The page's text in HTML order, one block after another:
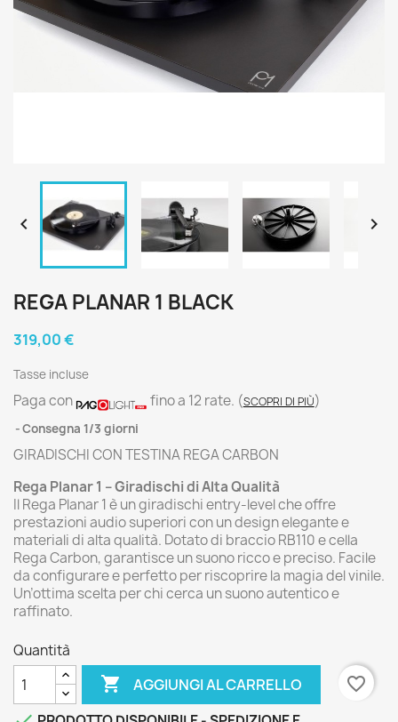
 
REGA PLANAR 1 BLACK
319,00 €
Tasse incluse
Paga con fino a 12 rate. (SCOPRI DI PIÙ)
Consegna 1/3 giorni
GIRADISCHI CON TESTINA REGA CARBON
Rega Planar 1 – Giradischi di Alta Qualità
Il Rega Planar 1 è un giradischi entry-level che offre
prestazioni audio superiori con un design elegante e
materiali di alta qualità. Dotato di braccio RB110 e cella
Rega Carbon, garantisce un suono ricco e preciso. Facile
da configurare e perfetto per riscoprire la magia del vinile.
Un’ottima scelta per chi cerca un suono autentico e
raffinato.
Quantità
 AGGIUNGI AL CARRELLO
favorite_border